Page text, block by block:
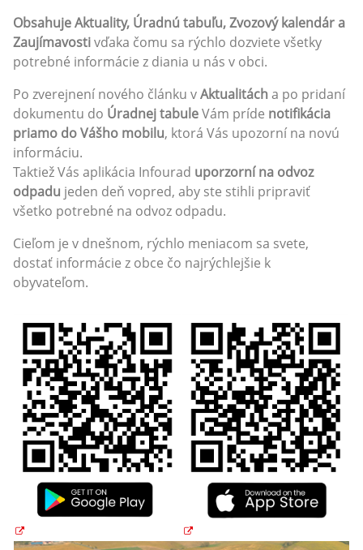
Obsahuje Aktuality, Úradnú tabuľu, Zvozový kalendár a
Zaujímavostivďaka čomu sa rýchlo dozviete všetky
potrebné informácie z diania u nás v obci.
Po zverejnení nového článku vAktualitácha po pridaní
dokumentu do Úradnej tabuleVám príde notifikácia
priamo do Vášho mobilu, ktorá Vás upozorní na novú
informáciu.
Taktiež Vás aplikácia Infourad uporzorní na odvoz
odpadu jeden deň vopred, aby ste stihli pripraviť
všetko potrebné na odvoz odpadu.
Cieľom je v dnešnom, rýchlo meniacom sa svete,
dostať informácie z obce čo najrýchlejšie k
obyvateľom.